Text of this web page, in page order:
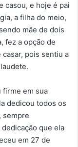
casou, e hoje é pai
a filha do meio,
mãe de dois
fez a opção de
pois sentiu a
firme em sua
dedicou todos os
sempre
que ela
em 27 de